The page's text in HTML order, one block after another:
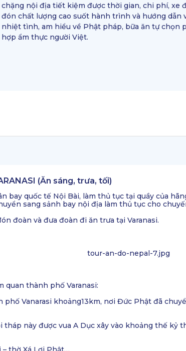
chặng nội địa tiết kiệm được thời gian, chi phí, xe
đón chất lượng cao suốt hành trình và hướng dẫn
nhiệt tình, am hiểu về Phật pháp, bữa ăn tự chọn
hợp ẩm thực người Việt.
(Ăn sáng, trưa, tối)
bay quốc tế Nội Bài, làm thủ tục tại quầy của
sang sảnh bay nội địa làm thủ tục cho
đoàn và đưa đoàn đi ăn trưa tại Varanasi.
quan thành phố Varanasi:
phố Vanarasi khoảng13km, nơi Đức Phật đã
tháp này được vua A Dục xây vào khoảng thế